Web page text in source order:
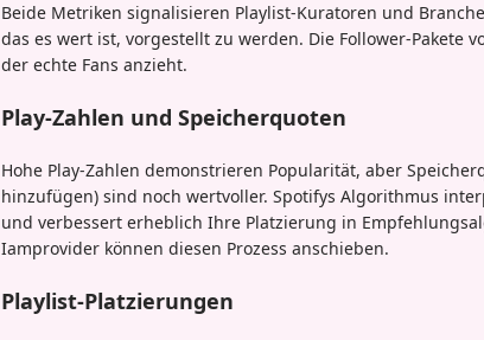
Beide Metriken signalisieren Playlist-Kuratoren und
das es wert ist, vorgestellt zu werden. Die Follower-Pakete
der echte Fans anzieht.
Play-Zahlen und Speicherquoten
Hohe Play-Zahlen demonstrieren Popularität, aber
hinzufügen) sind noch wertvoller. Spotifys Algorithmus
und verbessert erheblich Ihre Platzierung in
Iamprovider können diesen Prozess anschieben.
Playlist-Platzierungen